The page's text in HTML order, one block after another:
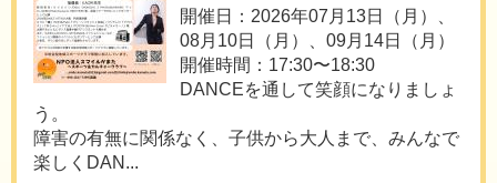
開催日：2026年07月13日（月）、
08月10日（月）、09月14日（月）
開催時間：17:30〜18:30
DANCEを通して笑顔になりましょ
う。
障害の有無に関係なく、子供から大人まで、みんなで
楽しくDAN...